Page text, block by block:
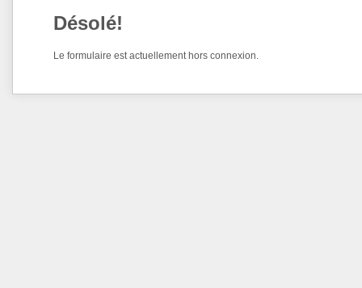
Désolé!
Le formulaire est actuellement hors connexion.